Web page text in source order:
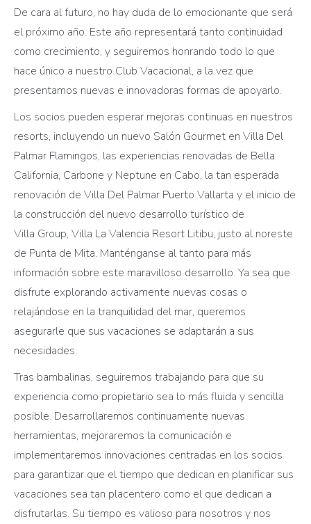
De cara al futuro, no hay duda de lo emocionante que será
el próximo año. Este año representará tanto continuidad
como crecimiento, y seguiremos honrando todo lo que
hace único a nuestro Club Vacacional, a la vez que
presentamos nuevas e innovadoras formas de apoyarlo.
Los socios pueden esperar mejoras continuas en nuestros
resorts, incluyendo un nuevo Salón Gourmet en Villa Del
Palmar Flamingos, las experiencias renovadas de Bella
California, Carbone y Neptune en Cabo, la tan esperada
renovación de Villa Del Palmar Puerto Vallarta y el inicio de
la construcción del nuevo desarrollo turístico de
Villa Group, Villa La Valencia Resort Litibu, justo al noreste
de Punta de Mita. Manténganse al tanto para más
información sobre este maravilloso desarrollo. Ya sea que
disfrute explorando activamente nuevas cosas o
relajándose en la tranquilidad del mar, queremos
asegurarle que sus vacaciones se adaptarán a sus
necesidades.
Tras bambalinas, seguiremos trabajando para que su
experiencia como propietario sea lo más fluida y sencilla
posible. Desarrollaremos continuamente nuevas
herramientas, mejoraremos la comunicación e
implementaremos innovaciones centradas en los socios
para garantizar que el tiempo que dedican en planificar sus
vacaciones sea tan placentero como el que dedican a
disfrutarlas. Su tiempo es valioso para nosotros y nos